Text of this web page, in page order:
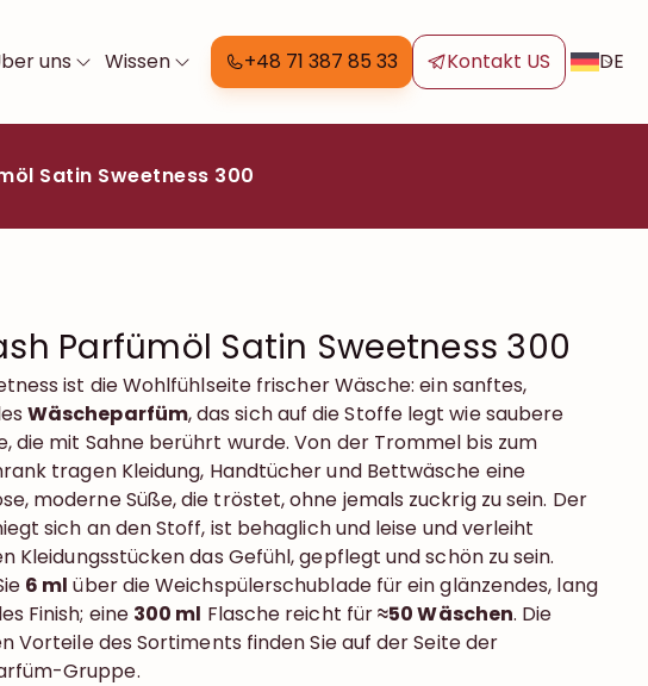
uns Wissen +48 71 387 85 33 Kontakt US DE
Satin Sweetness 300
Parfümöl Satin Sweetness 300
ist die Wohlfühlseite frischer Wäsche: ein sanftes,
Wäscheparfüm, das sich auf die Stoffe legt wie saubere
die mit Sahne berührt wurde. Von der Trommel bis zum
tragen Kleidung, Handtücher und Bettwäsche eine
moderne Süße, die tröstet, ohne jemals zuckrig zu sein. Der
sich an den Stoff, ist behaglich und leise und verleiht
Kleidungsstücken das Gefühl, gepflegt und schön zu sein.
6 ml über die Weichspülerschublade für ein glänzendes, lang
Finish; eine 300 ml Flasche reicht für≈50 Wäschen. Die
Vorteile des Sortiments finden Sie auf der Seite der
Gruppe.